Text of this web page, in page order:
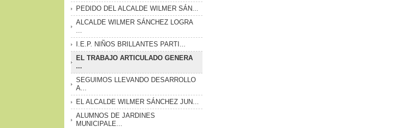
PEDIDO DEL ALCALDE WILMER SÁN...
ALCALDE WILMER SÁNCHEZ LOGRA
I.E.P. NIÑOS BRILLANTES PARTI...
EL TRABAJO ARTICULADO GENERA
...
SEGUIMOS LLEVANDO DESARROLLO
A...
EL ALCALDE WILMER SÁNCHEZ JUN...
ALUMNOS DE JARDINES
MUNICIPALE...